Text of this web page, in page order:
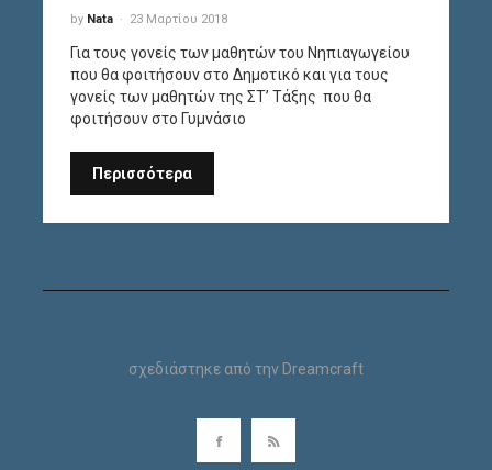
by Nata 23 Μαρτίου 2018
Για τους γονείς των μαθητών του Νηπιαγωγείου
που θα φοιτήσουν στο Δημοτικό και για τους
γονείς των μαθητών της ΣΤ’ Τάξης που θα
φοιτήσουν στο Γυμνάσιο
Περισσότερα
σχεδιάστηκε από την Dreamcraft